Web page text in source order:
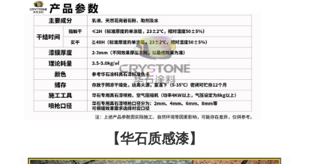
【华石质感漆】